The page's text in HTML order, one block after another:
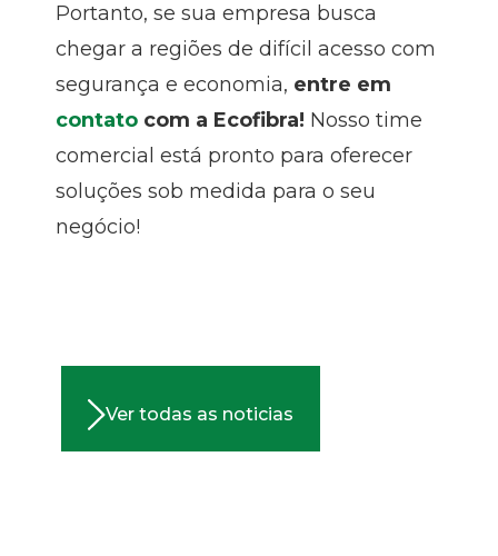
Portanto, se sua empresa busca
chegar a regiões de difícil acesso com
segurança e economia, entre em
contato com a Ecofibra! Nosso time
comercial está pronto para oferecer
soluções sob medida para o seu
negócio!
Ver todas as noticias